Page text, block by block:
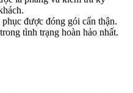
được đóng gói cẩn thận.
tình trạng hoàn hảo nhất.